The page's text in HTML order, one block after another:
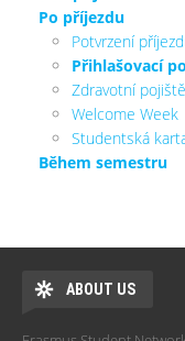
Po příjezdu
Potvrzení
Přihlašovací
Zdravotní
Welcome Week
Studentská
Během semestru
ABOUT US